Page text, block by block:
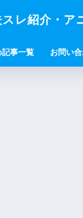
レ紹介・ア
記事一覧 お問い